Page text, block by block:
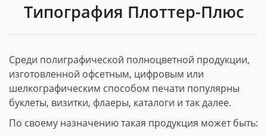
Типография Плоттер-Плюс
Среди полиграфической полноцветной продукции,
изготовленной офсетным, цифровым или
шелкографическим способом печати популярны
буклеты, визитки, флаеры, каталоги и так далее.
По своему назначению такая продукция может быть: